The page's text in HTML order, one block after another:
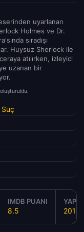
uyarlanan
Holmes ve Dr.
sıradışı
Huysuz Sherlock ile
atılırken, izleyici
uzanan bir
Suç
IMDB PUANI
8.5 2010